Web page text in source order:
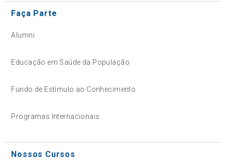
Faça Parte
Alumni
Educação em Saúde da População
Fundo de Estímulo ao Conhecimento
Programas Internacionais
Nossos Cursos